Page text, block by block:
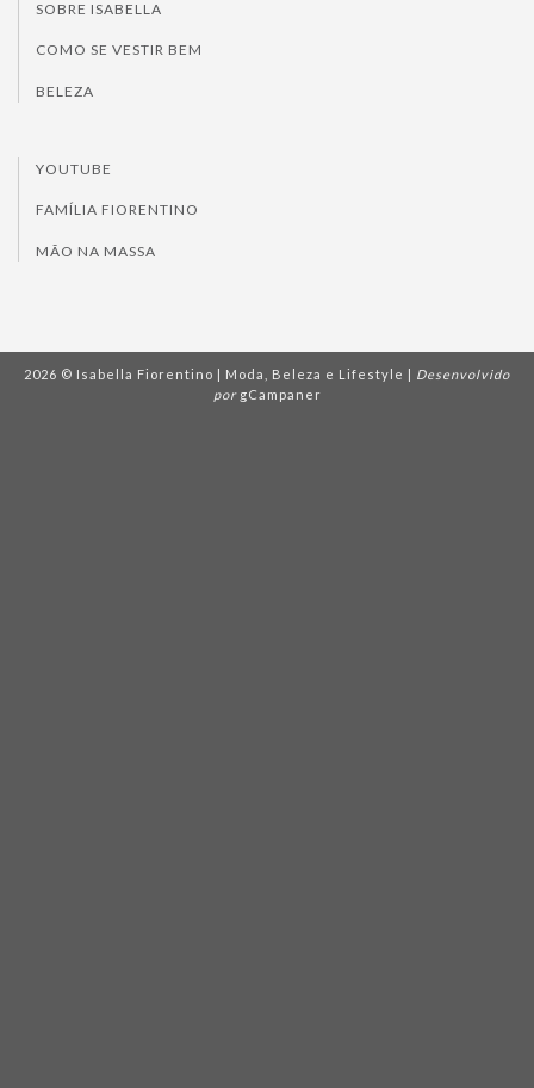
SOBRE ISABELLA
COMO SE VESTIR BEM
BELEZA
YOUTUBE
FAMÍLIA FIORENTINO
MÃO NA MASSA
2026 © Isabella Fiorentino | Moda, Beleza e Lifestyle | Desenvolvido
por gCampaner